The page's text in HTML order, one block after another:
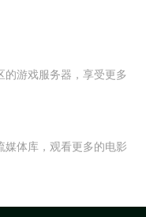
游戏服务器，享受更多
媒体库，观看更多的电影